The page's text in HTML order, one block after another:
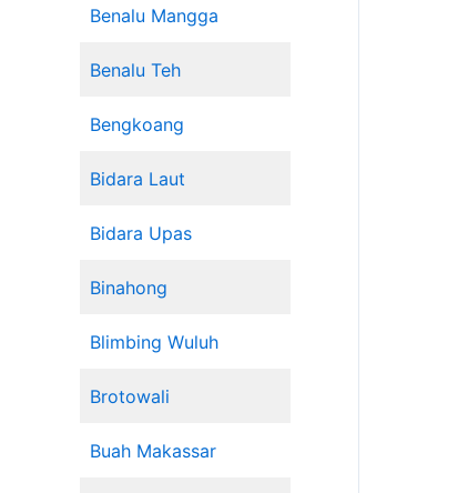
Benalu Mangga
Benalu Teh
Bengkoang
Bidara Laut
Bidara Upas
Binahong
Blimbing Wuluh
Brotowali
Buah Makassar